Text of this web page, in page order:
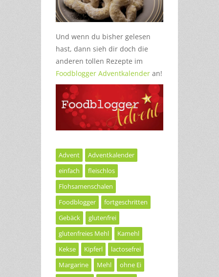
Und wenn du bisher gelesen
hast, dann sieh dir doch die
anderen tollen Rezepte im
Foodblogger Adventkalender an!
Advent
Adventkalender
einfach
fleischlos
Flohsamenschalen
Foodblogger
fortgeschritten
Gebäck
glutenfrei
glutenfreies Mehl
Kamehl
Kekse
Kipferl
lactosefrei
Margarine
Mehl
ohne Ei